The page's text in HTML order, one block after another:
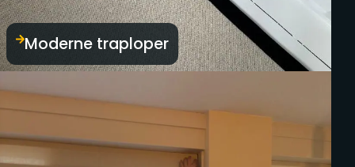
Moderne traploper